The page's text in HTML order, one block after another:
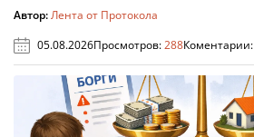
Автор:Лента от Протокола
05.08.2026Просмотров:288Коментарии: